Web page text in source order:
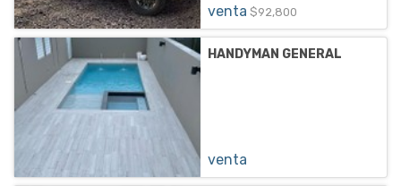
venta $92,800
HANDYMAN GENERAL
venta